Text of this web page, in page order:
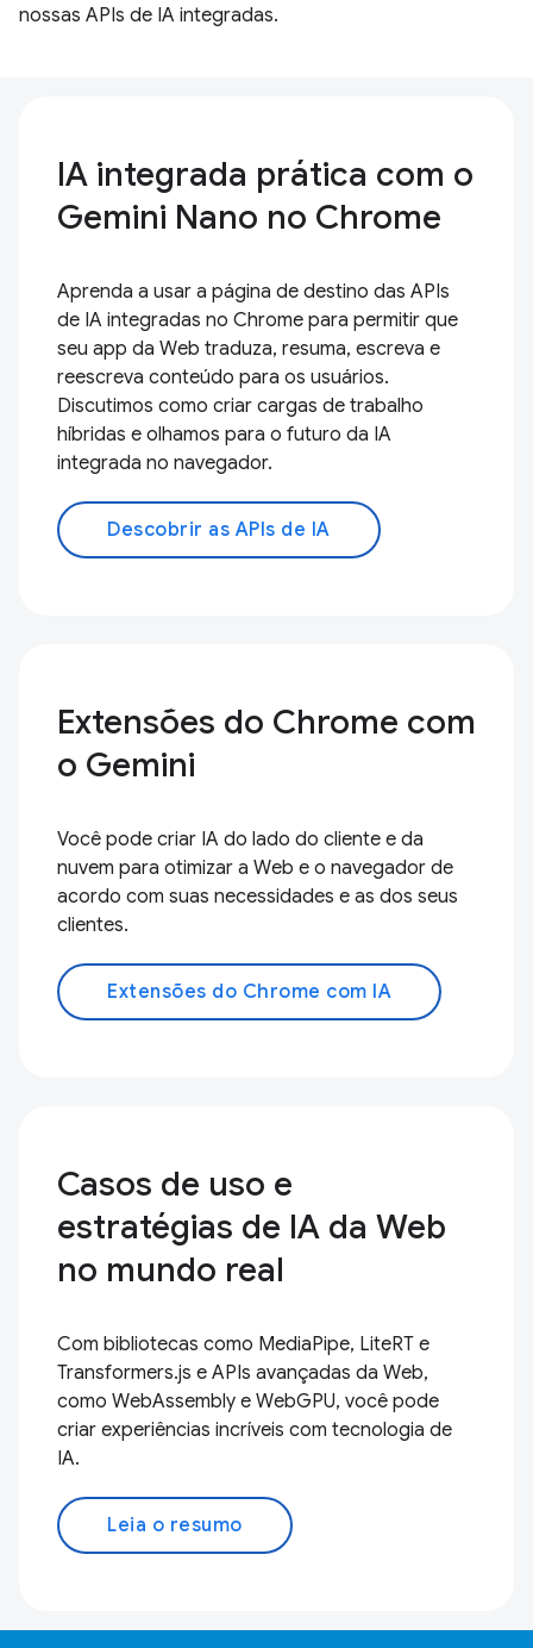
nossas APIs de IA integradas.
IA integrada prática com o
Gemini Nano no Chrome
Aprenda a usar a página de destino das APIs
de IA integradas no Chrome para permitir que
seu app da Web traduza, resuma, escreva e
reescreva conteúdo para os usuários.
Discutimos como criar cargas de trabalho
híbridas e olhamos para o futuro da IA
integrada no navegador.
Descobrir as APIs de IA
Extensões do Chrome com
o Gemini
Você pode criar IA do lado do cliente e da
nuvem para otimizar a Web e o navegador de
acordo com suas necessidades e as dos seus
clientes.
Extensões do Chrome com IA
Casos de uso e
estratégias de IA da Web
no mundo real
Com bibliotecas como MediaPipe, LiteRT e
Transformers.js e APIs avançadas da Web,
como WebAssembly e WebGPU, você pode
criar experiências incríveis com tecnologia de
IA.
Leia o resumo